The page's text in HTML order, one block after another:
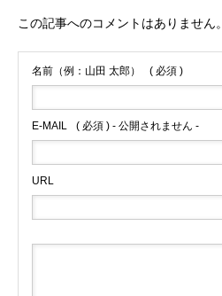
この記事へのコメントはありません。
名前（例：山田 太郎） ( 必須 )
E-MAIL ( 必須 ) - 公開されません -
URL